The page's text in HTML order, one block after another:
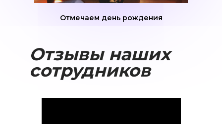
Отмечаем день рождения
Отзывы наших
сотрудников